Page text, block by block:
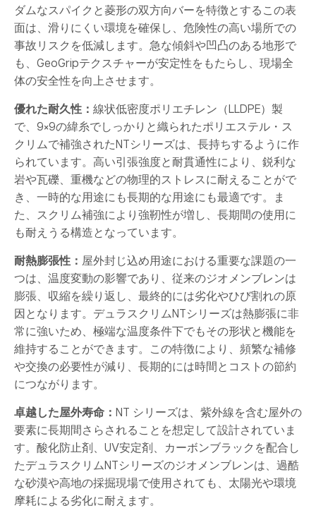
ダムなスパイクと菱形の双方向バーを特徴とするこの表
面は、滑りにくい環境を確保し、危険性の高い場所での
事故リスクを低減します。急な傾斜や凹凸のある地形で
も、GeoGripテクスチャーが安定性をもたらし、現場全
体の安全性を向上させます。
優れた耐久性： 線状低密度ポリエチレン（LLDPE）製
で、9×9の緯糸でしっかりと織られたポリエステル・ス
クリムで補強されたNTシリーズは、長持ちするように作
られています。高い引張強度と耐貫通性により、鋭利な
岩や瓦礫、重機などの物理的ストレスに耐えることがで
き、一時的な用途にも長期的な用途にも最適です。ま
た、スクリム補強により強靭性が増し、長期間の使用に
も耐えうる構造となっています。
耐熱膨張性： 屋外封じ込め用途における重要な課題の一
つは、温度変動の影響であり、従来のジオメンブレンは
膨張、収縮を繰り返し、最終的には劣化やひび割れの原
因となります。デュラスクリムNTシリーズは熱膨張に非
常に強いため、極端な温度条件下でもその形状と機能を
維持することができます。この特徴により、頻繁な補修
や交換の必要性が減り、長期的には時間とコストの節約
につながります。
卓越した屋外寿命： NT シリーズは、紫外線を含む屋外の
要素に長期間さらされることを想定して設計されていま
す。酸化防止剤、UV安定剤、カーボンブラックを配合し
たデュラスクリムNTシリーズのジオメンブレンは、過酷
な砂漠や高地の採掘現場で使用されても、太陽光や環境
摩耗による劣化に耐えます。